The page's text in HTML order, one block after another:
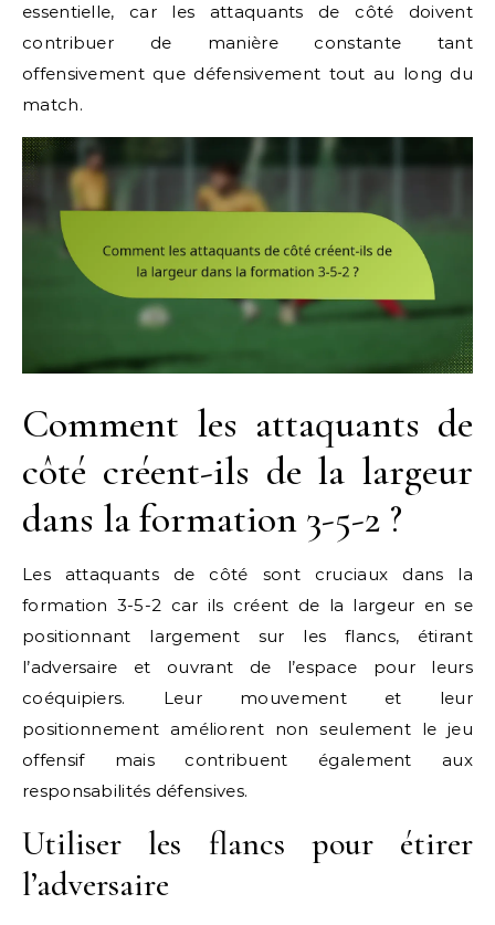
essentielle, car les attaquants de côté doivent
contribuer de manière constante tant
offensivement que défensivement tout au long du
match.
Comment les attaquants de
côté créent-ils de la largeur
dans la formation 3-5-2 ?
Les attaquants de côté sont cruciaux dans la
formation 3-5-2 car ils créent de la largeur en se
positionnant largement sur les flancs, étirant
l’adversaire et ouvrant de l’espace pour leurs
coéquipiers. Leur mouvement et leur
positionnement améliorent non seulement le jeu
offensif mais contribuent également aux
responsabilités défensives.
Utiliser les flancs pour étirer
l’adversaire